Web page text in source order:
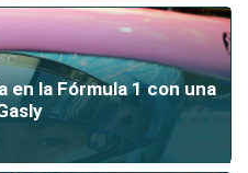
en la Fórmula 1 con una